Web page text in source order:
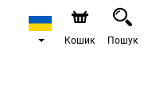
Кошик Пошук